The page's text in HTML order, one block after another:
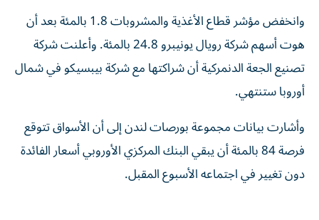
وانخفض مؤشر قطاع الأغذية والمشروبات 1.8 بالمئة بعد أن
هوت أسهم شركة رويال يونيبرو ⁠24.8 بالمئة. وأعلنت شركة
تصنيع الجعة الدنمركية أن شراكتها مع شركة ​بيبسيكو في شمال
أوروبا ستنتهي.
وأشارت بيانات مجموعة بورصات لندن إلى أن الأسواق تتوقع
فرصة 84 بالمئة أن يبقي البنك المركزي الأوروبي أسعار ⁠الفائدة
دون تغيير في اجتماعه الأسبوع المقبل.